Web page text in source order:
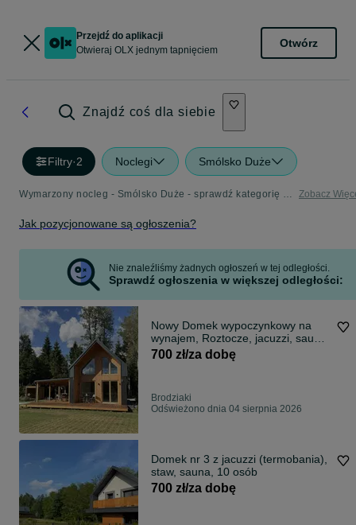
Przejdź do aplikacji
Otwieraj OLX jednym tapnięciem
Otwórz
Znajdź coś dla siebie
Filtry·2 Noclegi Smólsko Duże
Wymarzony nocleg - Smólsko Duże - sprawdź kategorię Noclegi Zobacz
Jak pozycjonowane są ogłoszenia?
Nie znaleźliśmy żadnych ogłoszeń w tej odległości.
Sprawdź ogłoszenia w większej odległości:
Nowy Domek wypoczynkowy na
wynajem, Roztocze, jacuzzi, sauna,
staw, ryby ,las,
700 zł/za dobę
Brodziaki
Odświeżono dnia 04 sierpnia 2026
Domek nr 3 z jacuzzi (termobania),
staw, sauna, 10 osób
700 zł/za dobę